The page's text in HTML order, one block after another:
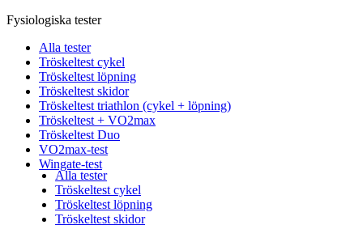
Fysiologiska tester
Alla tester
Tröskeltest cykel
Tröskeltest löpning
Tröskeltest skidor
Tröskeltest triathlon (cykel + löpning)
Tröskeltest + VO2max
Tröskeltest Duo
VO2max-test
Wingate-test
Alla tester
Tröskeltest cykel
Tröskeltest löpning
Tröskeltest skidor